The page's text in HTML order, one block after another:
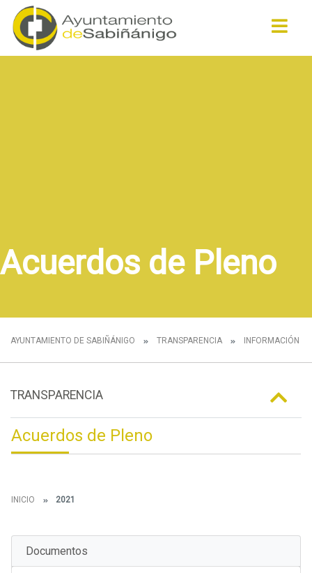
Acuerdos de Pleno
AYUNTAMIENTO DE SABIÑÁNIGO TRANSPARENCIA INFORMACIÓN
TRANSPARENCIA
Acuerdos de Pleno
INICIO 2021
Documentos